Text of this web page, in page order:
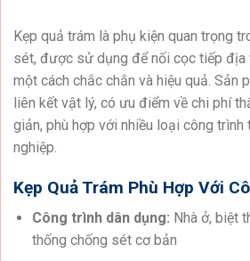
Kẹp quả trám là phụ kiện quan trọng
sét, được sử dụng để nối cọc tiếp địa
một cách chắc chắn và hiệu quả. Sản
liên kết vật lý, có ưu điểm về chi phí
giản, phù hợp với nhiều loại công
nghiệp.
Kẹp Quả Trám Phù Hợp Với
Công trình dân dụng: Nhà ở, biệt
thống chống sét cơ bản